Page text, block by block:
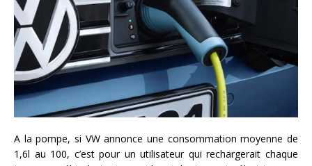
A la pompe, si VW annonce une consommation moyenne de
1,6l au 100, c’est pour un utilisateur qui rechargerait chaque